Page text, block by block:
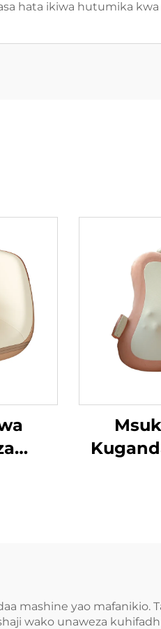
hata ikiwa hutumika
mashine yao mafanikio.
wako unaweza